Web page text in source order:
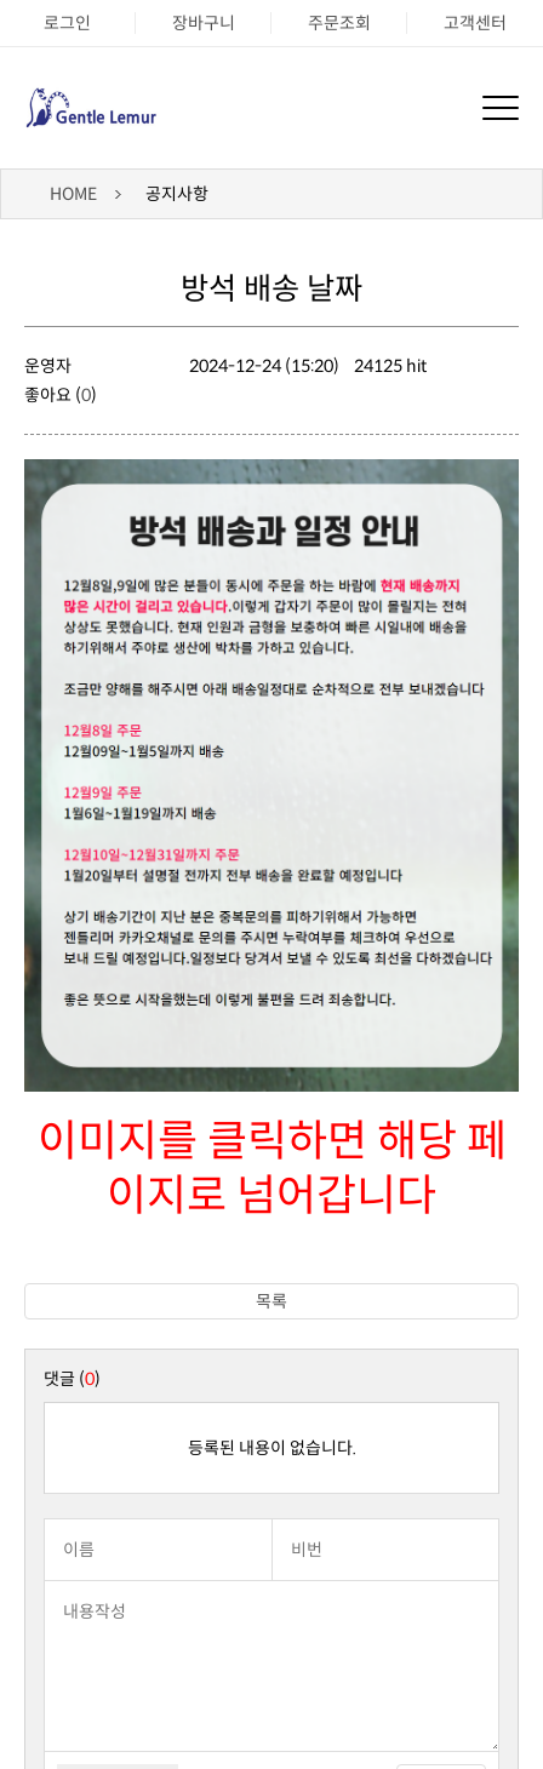
로그인 장바구니 주문조회 고객센터
HOME 공지사항
방석 배송 날짜
운영자 2024-12-24 (15:20)
24125 hit
좋아요 (0)
이지로 넘어갑니다
목록
댓글 (0)
등록된 내용이 없습니다.